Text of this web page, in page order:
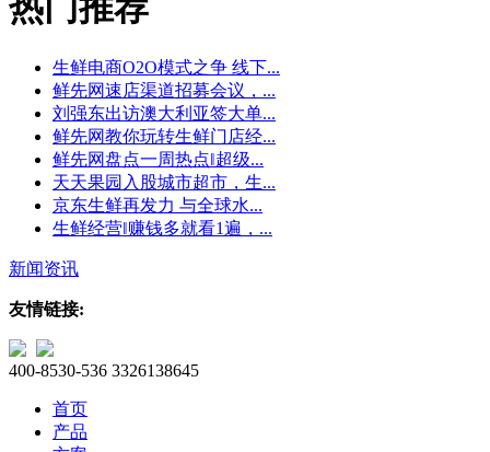
热门推荐
生鲜电商O2O模式之争 线下...
鲜先网速店渠道招募会议，...
刘强东出访澳大利亚签大单...
鲜先网教你玩转生鲜门店经...
鲜先网盘点一周热点‖超级...
天天果园入股城市超市，生...
京东生鲜再发力 与全球水...
生鲜经营‖赚钱多就看1遍，...
新闻资讯
友情链接:
400-8530-536 3326138645
首页
产品